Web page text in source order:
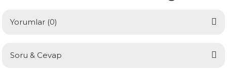
Yorumlar (0)
Soru & Cevap